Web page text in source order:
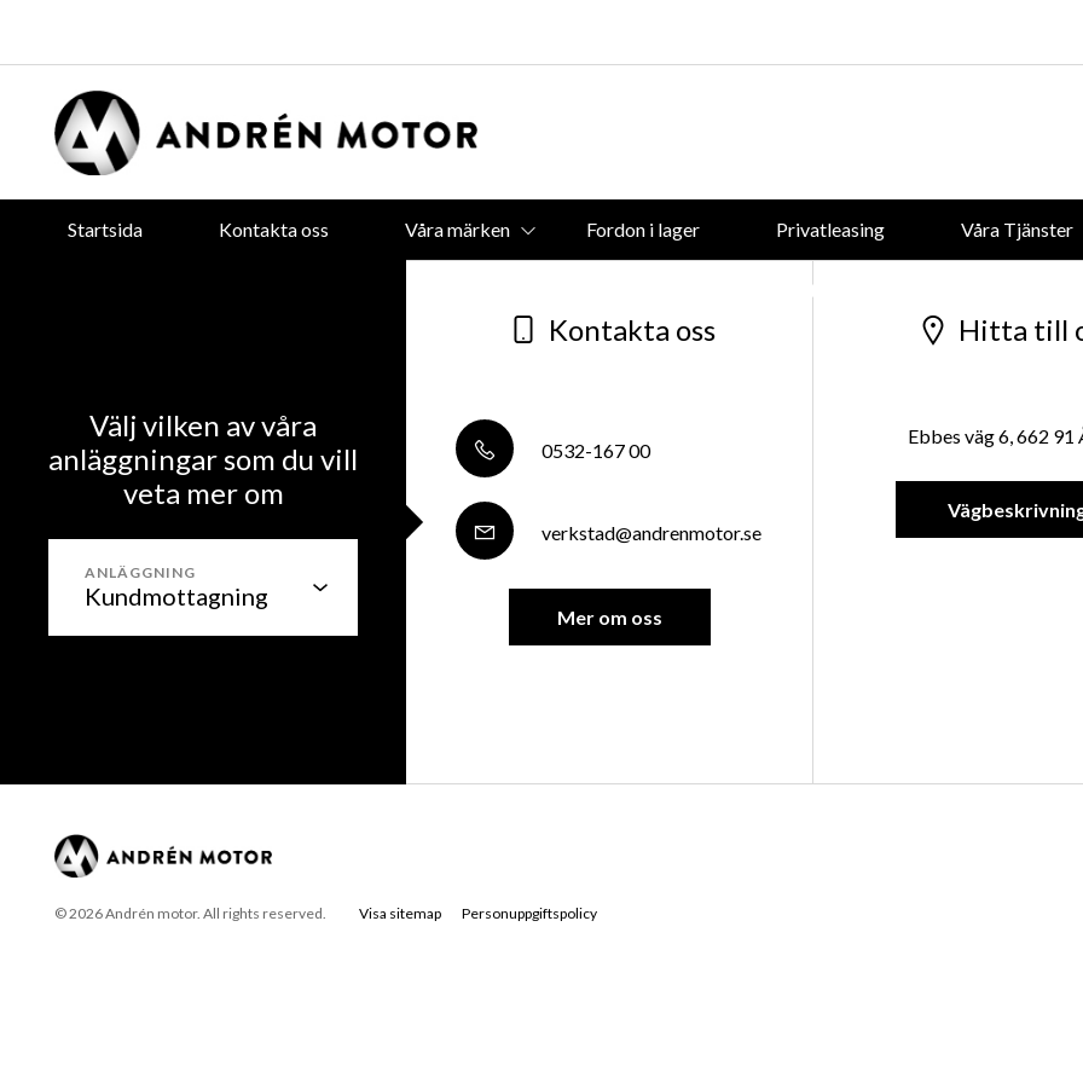
Startsida Kontakta oss Våra märken Fordon i lager Privatleasing Våra Tjänster
Företaget
Välj vilken av våra
anläggningar som du vill
veta mer om
ANLÄGGNING
Kontakta oss
0532-167 00
verkstad@andrenmotor.se
Mer om oss
Hitta till
Ebbes väg 6, 662 91
© 2026 Andrén motor. All rights reserved. Visa sitemap Personuppgiftspolicy